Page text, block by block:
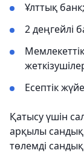
Ұлттық банк;
2 деңгейлі
Есептік
Қатысу үшін
арқылы
төлемді